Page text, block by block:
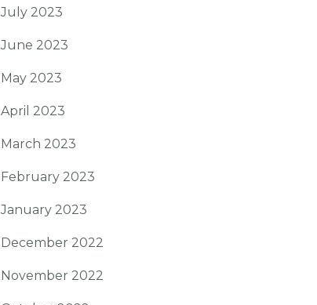
July 2023
June 2023
May 2023
April 2023
March 2023
February 2023
January 2023
December 2022
November 2022